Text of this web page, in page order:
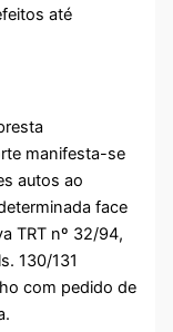
até
manifesta-se
autos ao
face
TRT nº 32/94,
130/131
com pedido de